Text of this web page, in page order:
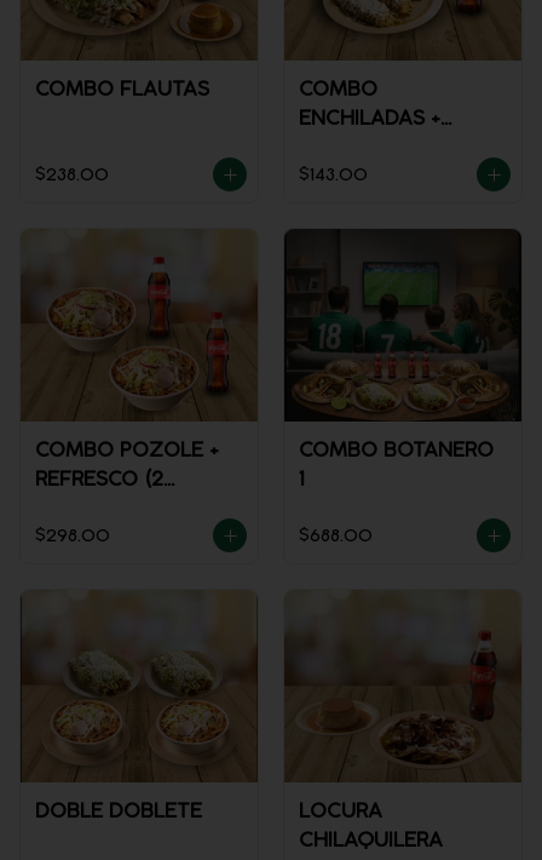
COMBO FLAUTAS
$238.00
COMBO
ENCHILADAS +
$143.00
COMBO POZOLE +
REFRESCO (2
$298.00
COMBO BOTANERO
1
$688.00
DOBLE DOBLETE
LOCURA
CHILAQUILERA